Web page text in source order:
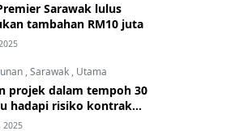
Sarawak lulus
tambahan RM10 juta
,Sarawak , Utama
projek dalam tempoh 30
hadapi risiko kontrak
2025